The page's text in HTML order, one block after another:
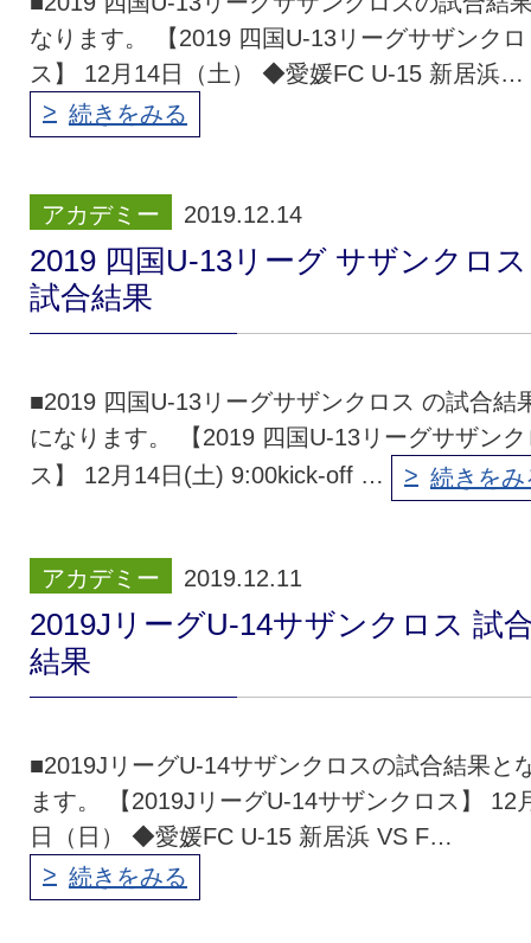
なります。 【2019 四国U-13リーグサザンクロ
ス】 12月14日（土） ◆愛媛FC U-15 新居浜…
続きをみる
アカデミー 2019.12.14
2019 四国U-13リーグ サザンクロス
試合結果
■2019 四国U-13リーグサザンクロス の試合結
になります。 【2019 四国U-13リーグサザンク
ス】 12月14日(土) 9:00kick-off …
続きをみ
アカデミー 2019.12.11
2019JリーグU-14サザンクロス 試
結果
■2019JリーグU-14サザンクロスの試合結果と
ます。 【2019JリーグU-14サザンクロス】 12
日（日） ◆愛媛FC U-15 新居浜 VS F…
続きをみる